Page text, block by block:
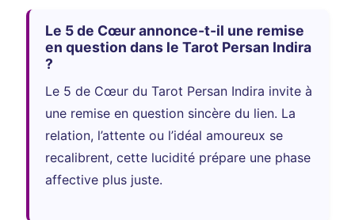
Le 5 de Cœur annonce-t-il une remise
en question dans le Tarot Persan Indira
?
Le 5 de Cœur du Tarot Persan Indira invite à
une remise en question sincère du lien. La
relation, l’attente ou l’idéal amoureux se
recalibrent, cette lucidité prépare une phase
affective plus juste.